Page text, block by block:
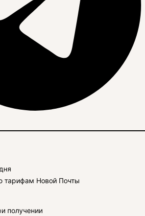
тарифам Новой Почты
получении